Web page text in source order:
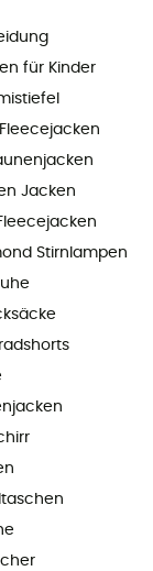
für Kinder
Jacken
Stirnlampen